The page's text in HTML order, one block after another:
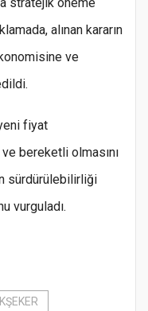
stratejik öneme
alınan kararın
ve
fiyat
bereketli olmasını
sürdürülebilirliği
vurguladı.